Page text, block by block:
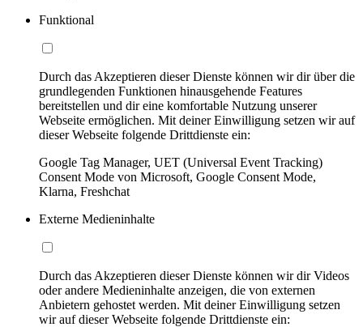
Funktional
Durch das Akzeptieren dieser Dienste können wir dir über die
grundlegenden Funktionen hinausgehende Features
bereitstellen und dir eine komfortable Nutzung unserer
Webseite ermöglichen. Mit deiner Einwilligung setzen wir auf
dieser Webseite folgende Drittdienste ein:
Google Tag Manager, UET (Universal Event Tracking)
Consent Mode von Microsoft, Google Consent Mode,
Klarna, Freshchat
Externe Medieninhalte
Durch das Akzeptieren dieser Dienste können wir dir Videos
oder andere Medieninhalte anzeigen, die von externen
Anbietern gehostet werden. Mit deiner Einwilligung setzen
wir auf dieser Webseite folgende Drittdienste ein: